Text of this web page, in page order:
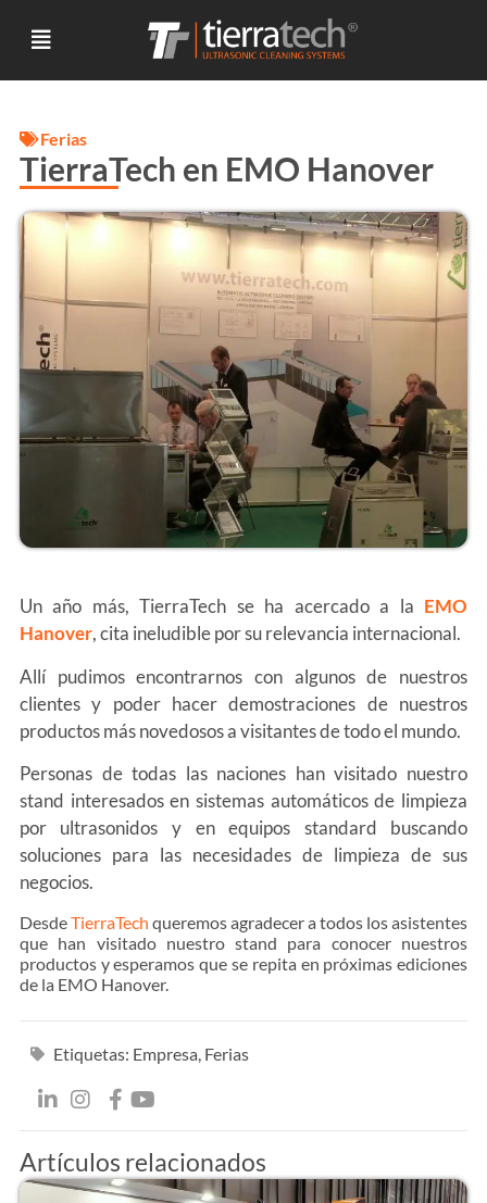
Ferias
TierraTech en EMO Hanover
Un año más, TierraTech se ha acercado a la EMO
Hanover, cita ineludible por su relevancia internacional.
Allí pudimos encontrarnos con algunos de nuestros
clientes y poder hacer demostraciones de nuestros
productos más novedosos a visitantes de todo el mundo.
Personas de todas las naciones han visitado nuestro
stand interesados en sistemas automáticos de limpieza
por ultrasonidos y en equipos standard buscando
soluciones para las necesidades de limpieza de sus
negocios.
DesdeTierraTech queremos agradecer a todos los asistentes
que han visitado nuestro stand para conocer nuestros
productos y esperamos que se repita en próximas ediciones
de la EMO Hanover.
Etiquetas: Empresa, Ferias
Artículos relacionados